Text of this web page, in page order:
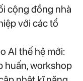
cộng đồng nhà
với các tổ
AI thế hệ mới:
huấn, workshop